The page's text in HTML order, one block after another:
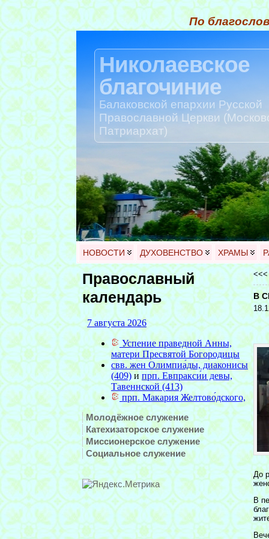
По
Николаевское
благочиние
Балаковской епархии Русской
Православной Церкви
Патриархат)
НОВОСТИ ДУХОВЕНСТВО ХРАМЫ
Православный
календарь
Молодёжное служение
Катехизаторское служение
Миссионерское служение
Социальное служение
В
До
В